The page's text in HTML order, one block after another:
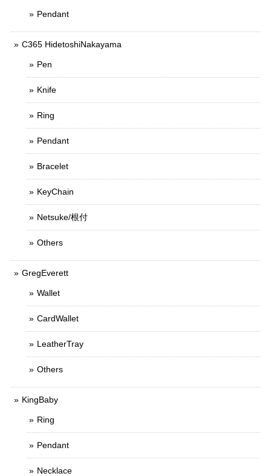
Pendant
C365 HidetoshiNakayama
Pen
Knife
Ring
Pendant
Bracelet
KeyChain
Netsuke/根付
Others
GregEverett
Wallet
CardWallet
LeatherTray
Others
KingBaby
Ring
Pendant
Necklace